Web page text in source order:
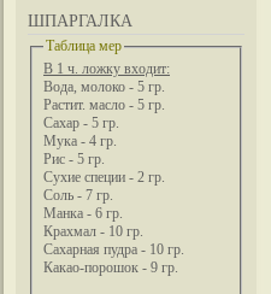
ШПАРГАЛКА
Таблица мер
В 1 ч. ложку входит:
Вода, молоко - 5 гр.
Растит. масло - 5 гр.
Сахар - 5 гр.
Мука - 4 гр.
Рис - 5 гр.
Сухие специи - 2 гр.
Соль - 7 гр.
Манка - 6 гр.
Крахмал - 10 гр.
Сахарная пудра - 10 гр.
Какао-порошок - 9 гр.